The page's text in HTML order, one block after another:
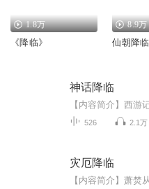
1.8万
《降临》
8.9万
仙朝降临
神话降临
526 2.1万
灾厄降临